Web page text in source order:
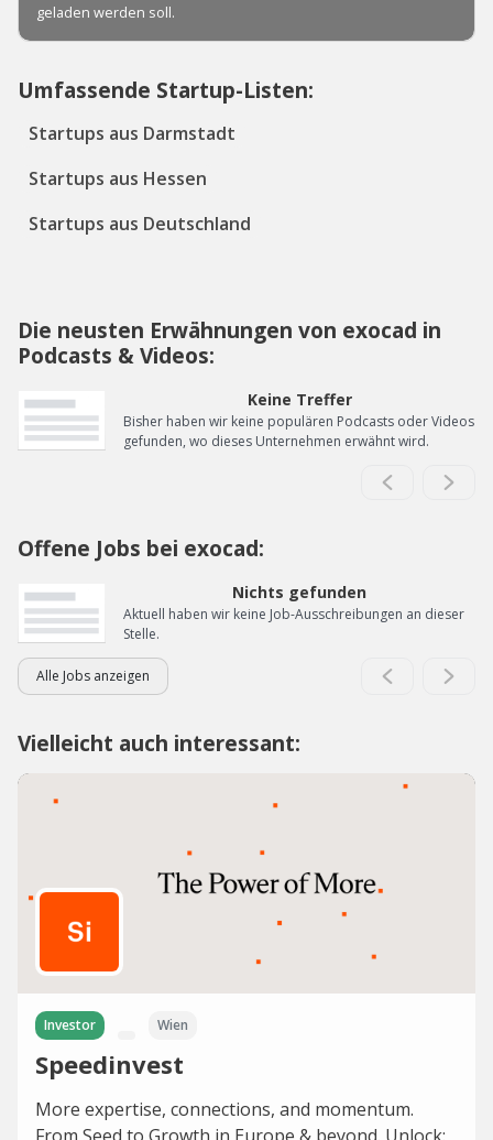
Umfassende Startup-Listen:
Startups aus Darmstadt
Startups aus Hessen
Startups aus Deutschland
Die neusten Erwähnungen von exocad in
Podcasts & Videos:
Keine Treffer
Bisher haben wir keine populären Podcasts oder Videos
gefunden, wo dieses Unternehmen erwähnt wird.
Offene Jobs bei exocad:
Nichts gefunden
Aktuell haben wir keine Job-Ausschreibungen an dieser
Stelle.
Alle Jobs anzeigen
Vielleicht auch interessant:
Investor Wien
Speedinvest
More expertise, connections, and momentum.